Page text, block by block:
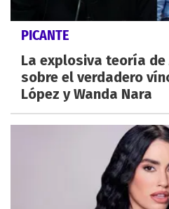
PICANTE
La explosiva teoría
sobre el verdadero
López y Wanda Nara